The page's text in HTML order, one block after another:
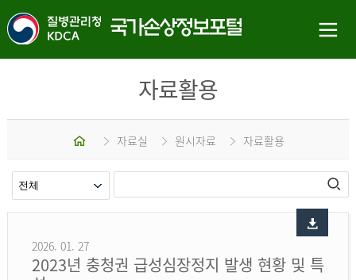
자료활용
홈 자료실 원시자료 자료활용
2026. 01. 27
2023년 충청권 급성심장정지 발생 현황 및 특